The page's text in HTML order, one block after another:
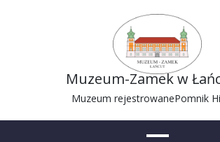
Muzeum-Zamek w
Muzeum rejestrowanePomnik